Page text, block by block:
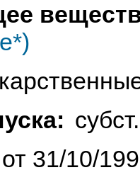
31/10/